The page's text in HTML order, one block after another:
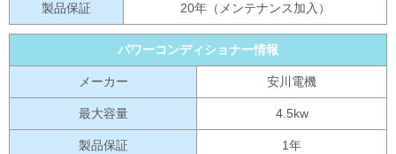
製品保証 20年（メンテナンス加入）
パワーコンディショナー情報
メーカー 安川電機
最大容量 4.5kw
製品保証 1年